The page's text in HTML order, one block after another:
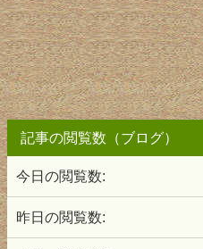
記事の閲覧数（ブログ）
今日の閲覧数:
昨日の閲覧数: